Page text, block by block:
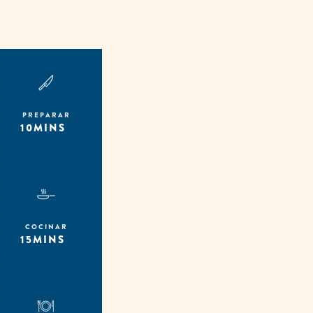
PREPARAR
10MINS
COCINAR
15MINS